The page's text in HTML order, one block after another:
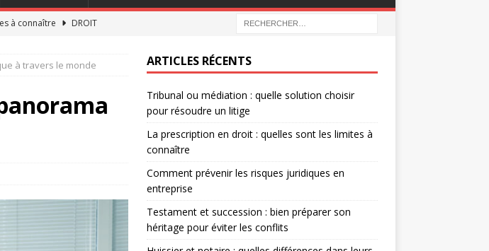
à connaître
DROIT
pour éviter les
missions juridiques
résoudre un litige
à travers le monde ARTICLES RÉCENTS
Tribunal ou médiation : quelle solution choisir
pour résoudre un litige
La prescription en droit : quelles sont les limites à
connaître
Comment prévenir les risques juridiques en
entreprise
Testament et succession : bien préparer son
héritage pour éviter les conflits